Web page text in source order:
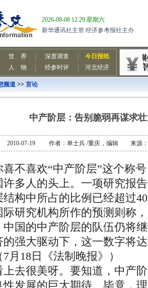
频道 >> 言论
中产阶层：告别脆弱再谋求
2010-07-19 作者：单士兵 /重庆，编辑 来源：
喜欢“中产阶层”这个称号
许多人的头上。一项研究报
构中所占的比例已经超过
际研究机构所作的预测则称
中国的中产阶层的队伍仍将
的强大驱动下，这一数字将
月18日《法制晚报》）
很美呀。要知道，中产阶
性发展的巨大期待。毕竟，